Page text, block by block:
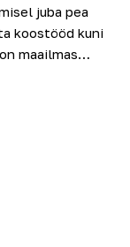
juba pea
koostööd kuni
maailmas…